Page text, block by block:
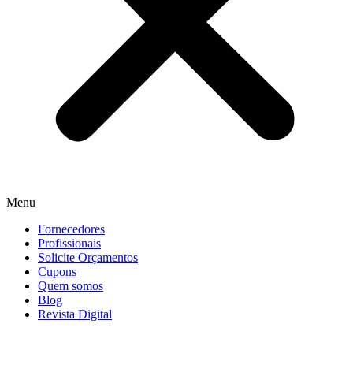
Menu
Fornecedores
Profissionais
Solicite Orçamentos
Cupons
Quem somos
Blog
Revista Digital